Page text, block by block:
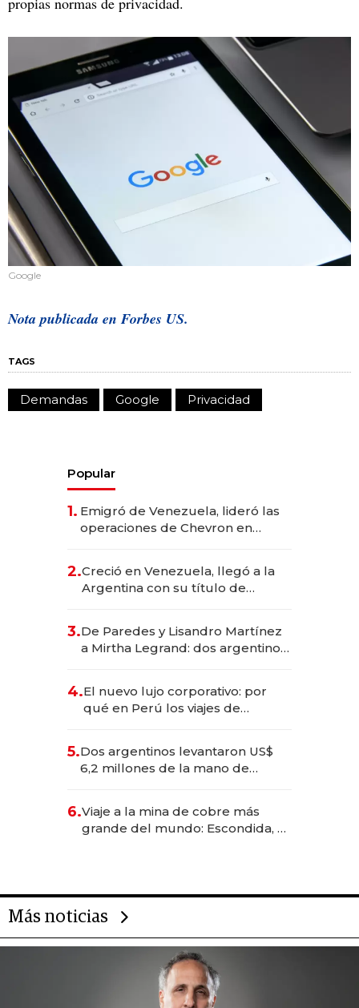
Google
Nota publicada en Forbes US.
TAGS
Demandas Google Privacidad
Popular
1. Emigró de Venezuela, lideró las
operaciones de Chevron en
2.Creció en Venezuela, llegó a la
Argentina con su título de
las marcas "fast premium"
3.De Paredes y Lisandro Martínez
a Mirtha Legrand: dos argentinos
4.El nuevo lujo corporativo: por
qué en Perú los viajes de
para convertirse en experiencias
transformadoras
5.Dos argentinos levantaron US$
6,2 millones de la mano de
6.Viaje a la mina de cobre más
grande del mundo: Escondida, el
Más noticias